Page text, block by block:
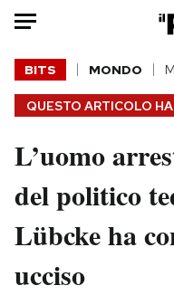
HOME
Italia
Politica
Tecnologia
Scienza
QUESTO ARTICOLO HA
BITS MONDO
L’uomo
del politico
Lübcke ha
ucciso